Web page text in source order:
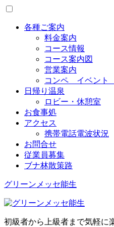
各種ご案内
料金案内
コース情報
コース案内図
営業案内
コンペ イベント
日帰り温泉
ロビー・休憩室
お食事処
アクセス
携帯電話電波状況
お問合せ
従業員募集
ブナ林散策路
グリーンメッセ能生
初級者から上級者まで気軽に